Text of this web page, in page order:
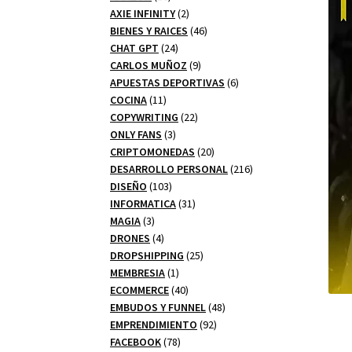
productos
AXIE INFINITY 22
productos
BIENES Y RAICES 4646
CHAT GPT 2424
productos
CARLOS MUÑOZ 99
productos
APUESTAS DEPORTIVAS 66
COCINA 1111
productos
COPYWRITING 2222
ONLY FANS 33
productos
CRIPTOMONEDAS 2020
productos
DESARROLLO PERSONAL 216216
DISEÑO 103103
productos
INFORMATICA 3131
MAGIA 33
productos
DRONES 44
productos
DROPSHIPPING 2525
MEMBRESIA 11
producto
ECOMMERCE 4040
productos
EMBUDOS Y FUNNEL 4848
EMPRENDIMIENTO 9292
FACEBOOK 7878